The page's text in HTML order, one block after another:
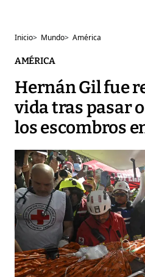
Inicio> Mundo> América
AMÉRICA
Hernán Gil fue
vida tras pasar
los escombros